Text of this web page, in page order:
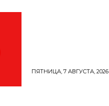
ПЯТНИЦА, 7 АВГУСТА, 2026